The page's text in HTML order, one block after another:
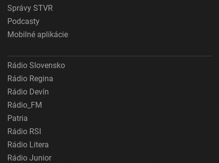
Správy STVR
Podcasty
Mobilné aplikácie
Rádio Slovensko
Rádio Regina
Rádio Devín
Rádio_FM
Patria
Rádio RSI
Rádio Litera
Rádio Junior